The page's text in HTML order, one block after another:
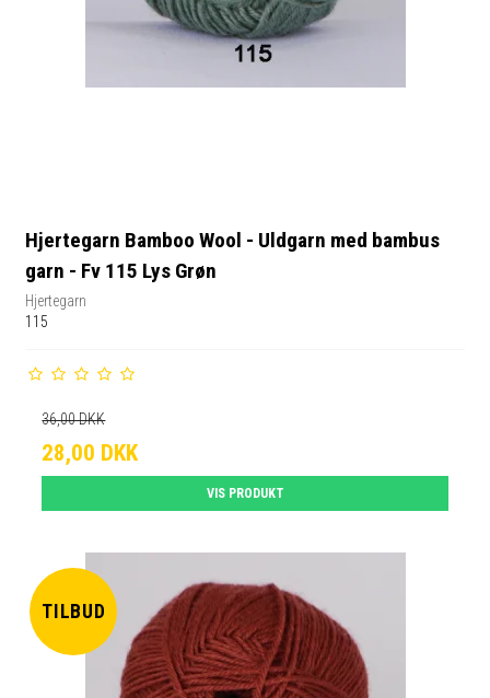
Hjertegarn Bamboo Wool - Uldgarn med bambus
garn - Fv 115 Lys Grøn
Hjertegarn
115
36,00 DKK
28,00 DKK
VIS PRODUKT
TILBUD